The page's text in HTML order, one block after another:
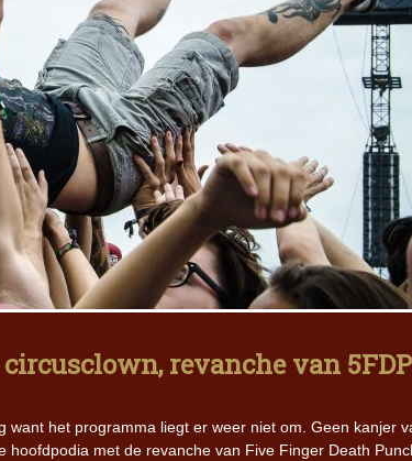
revanche van
het programma liegt er weer niet om. Geen kanjer
met de revanche van Five Finger Death
Iron Jinn doopt vers epos